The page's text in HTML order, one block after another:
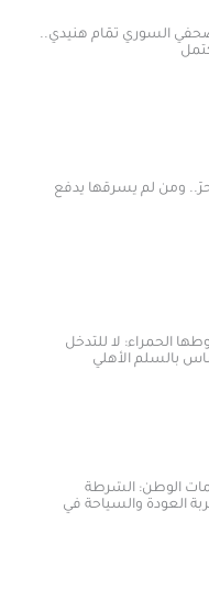
تمّام هنيدي..
يدفع
للتدخل
في